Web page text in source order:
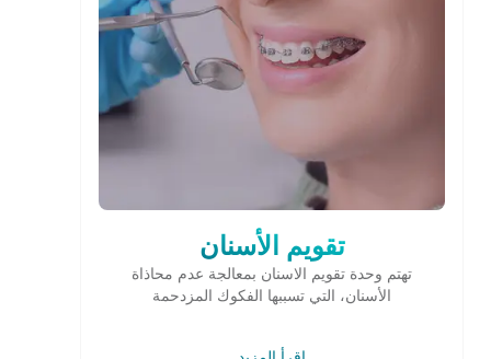
تقويم الأسنان
تهتم وحدة تقويم الاسنان بمعالجة عدم محاذاة
الأسنان، التي تسببها الفكوك المزدحمة